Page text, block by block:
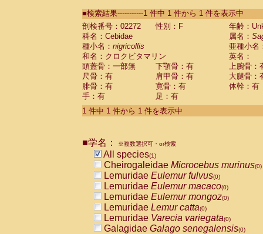
CebidaeSaguinus labiatus(0)
Cebidae Saguinus leucopus (0)
Cebidae
CebidaeSaguinus mystax
CebidaeSaguinus nigricollis (1)
Cebidae Saguinus oedipus
Cebidae Saguinus weddelli
Cebidae Saguinusspp.
Cebidae Aotus trivirgatus
Cebidae Cebus albifrons
CebidaeCebus nigrivittatus
CebidaeCebus
CebidaeSaimiri boliviensis(0)
CebidaeSaimiri sciureus(0)
AtelidaeAlouatta caraya(0)
AtelidaeAlouatta fusca(0)
AtelidaeAlouatta seniculus
AtelidaeAlouattaspp.(0)
AtelidaeAteles belzebuth(0)
■検索結果-----------1 件中 1 件から 1 件を表示中
剖検番号：02272
性別：F
年齢：
科名：Cebidae
属名：
種小名： nigricollis
亜種小名
和名：クロクビタマリン
英名：
頭蓋骨：一部無
下顎骨：有
上腕骨：
尺骨：有
肩甲骨：有
大腿骨：
腓骨：有
寛骨：有
体幹：有
手：有
足：有
1 件中 1 件から 1 件を表示中
■学名： ※複数選択可・or検索
All species(1)
Cheirogaleidae Microcebus murinus(0)
Lemuridae Eulemur fulvus(0)
Lemuridae Eulemur macaco(0)
Lemuridae Eulemur mongoz(0)
Lemuridae Lemur catta(0)
Lemuridae Varecia variegata(0)
Galagidae Galago senegalensis(0)